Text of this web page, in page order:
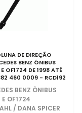
DE DIREÇÃO
BENZ ÔNIBUS
E OF1724 DE 1998 ATÉ
460 0009 - RCD192
BENZ ÔNIBUS
E OF1724
/ DANA SPICER